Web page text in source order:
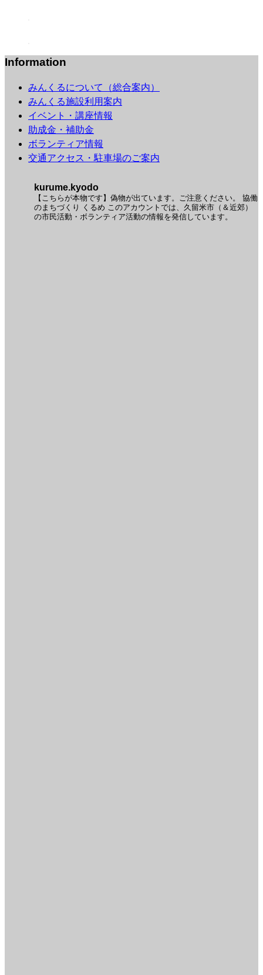
Information
みんくるについて（総合案内）
みんくる施設利用案内
イベント・講座情報
助成金・補助金
ボランティア情報
交通アクセス・駐車場のご案内
kurume.kyodo
【こちらが本物です】偽物が出ています。ご注意ください。
協働
のまちづくり くるめ このアカウントでは、久留米市（＆近郊）
の市民活動・ボランティア活動の情報を発信しています。